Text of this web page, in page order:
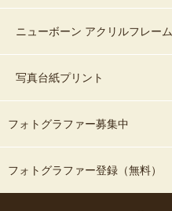
ニューボーン アクリルフレーム
写真台紙プリント
フォトグラファー募集中
フォトグラファー登録（無料）